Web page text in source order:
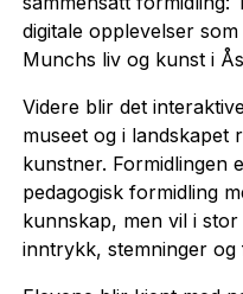
digitale opplevelser
Munchs liv og kunst i
Videre blir det
museet og i landskapet
kunstner. Formidlingen
pedagogisk formidling
kunnskap, men vil i
inntrykk, stemninger og